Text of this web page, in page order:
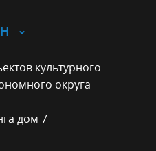
культурного
округа
дом 7